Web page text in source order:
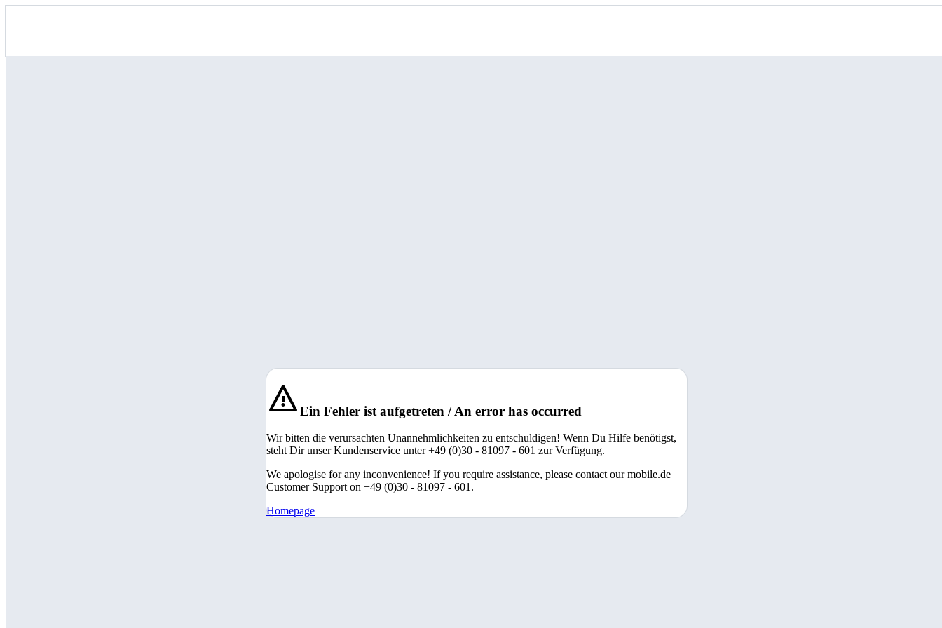
Ein Fehler ist aufgetreten / An error has occurred
Wir bitten die verursachten Unannehmlichkeiten zu entschuldigen! Wenn Du Hilfe benötigst,
steht Dir unser Kundenservice unter +49 (0)30 - 81097 - 601 zur Verfügung.
We apologise for any inconvenience! If you require assistance, please contact our mobile.de
Customer Support on +49 (0)30 - 81097 - 601.
Homepage